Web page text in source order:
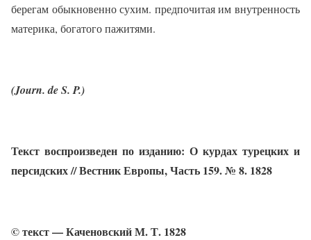
берегам обыкновенно сухим. предпочитая им внутренность
материка, богатого пажитями.
(Journ. de S. P.)
Текст воспроизведен по изданию: О курдах турецких и
персидских // Вестник Европы, Часть 159. № 8. 1828
© текст — Каченовский М. Т. 1828